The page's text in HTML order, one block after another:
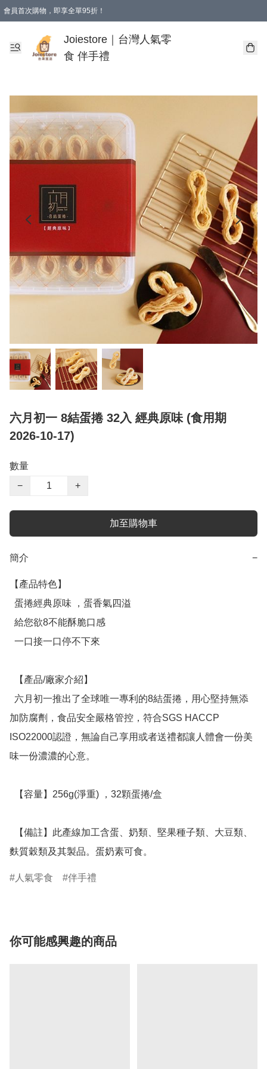
會員首次購物，即享全單95折！
購物滿 HKD 350.00即享免運費優惠！（適用於 本地送貨、本地取貨 )
Joiestore｜台灣人氣零
食 伴手禮
六月初一 8結蛋捲 32入 經典原味 (食用期
2026-10-17)
數量
−
+
加至購物車
簡介 −
【產品特色】
加防腐劑，食品安全嚴格管控，符合SGS HACCP
ISO22000認證，無論自己享用或者送禮都讓人體會一份美
味一份濃濃的心意。
麩質穀類及其製品。蛋奶素可食。
人氣零食 伴手禮
你可能感興趣的商品